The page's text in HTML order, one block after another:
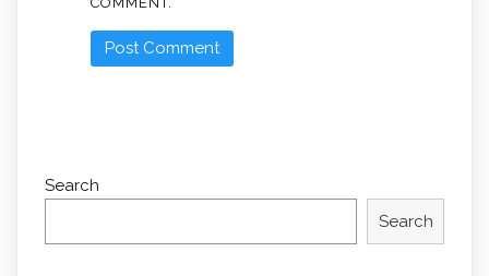
Search
Search